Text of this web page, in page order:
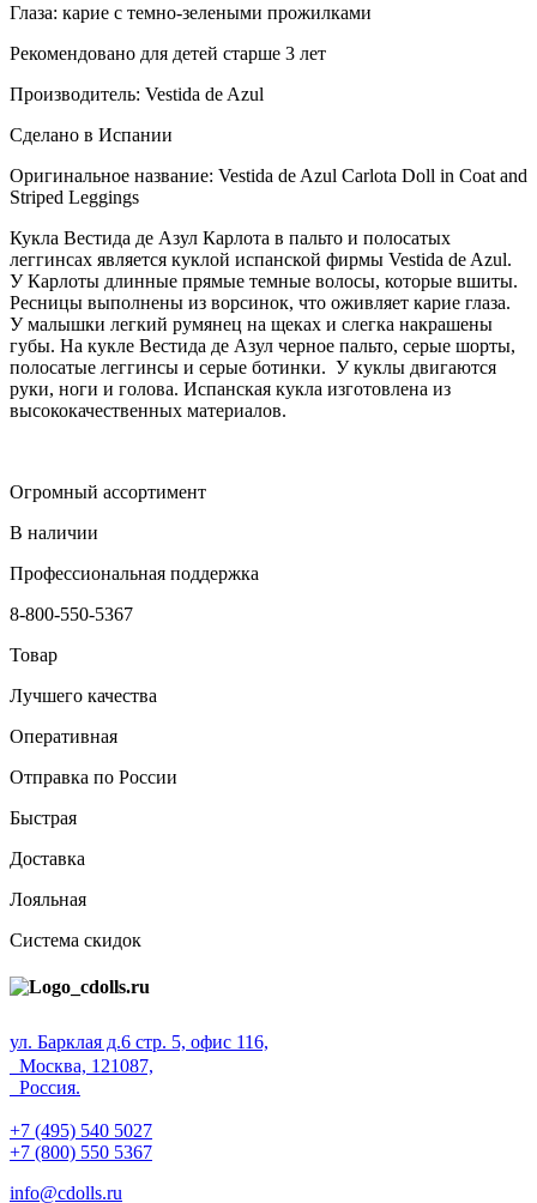
Глаза: карие с темно-зелеными прожилками
Рекомендовано для детей старше 3 лет
Производитель: Vestida de Azul
Сделано в Испании
Оригинальное название: Vestida de Azul Carlota Doll in Coat and
Striped Leggings
Кукла Вестида де Азул Карлота в пальто и полосатых
леггинсах является куклой испанской фирмы Vestida de Azul.
У Карлоты длинные прямые темные волосы, которые вшиты.
Ресницы выполнены из ворсинок, что оживляет карие глаза.
У малышки легкий румянец на щеках и слегка накрашены
губы. На кукле Вестида де Азул черное пальто, серые шорты,
полосатые леггинсы и серые ботинки. У куклы двигаются
руки, ноги и голова. Испанская кукла изготовлена из
высококачественных материалов.
Огромный ассортимент
В наличии
Профессиональная поддержка
8-800-550-5367
Товар
Лучшего качества
Оперативная
Отправка по России
Быстрая
Доставка
Лояльная
Система скидок
ул. Барклая д.6 стр. 5, офис 116,
Москва, 121087,
Россия.
+7 (495) 540 5027
+7 (800) 550 5367
info@cdolls.ru